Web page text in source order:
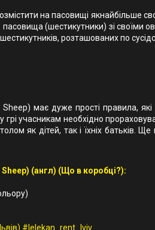
на пасовищі якнайбільше
(шестикутники) зі своїми
розташованих по
Sheep) має дуже прості правила,
грі учасникам необхідно
як дітей, так і їхніх батьків.
Sheep) (англ) (Що в коробці?):
#lelekan_rent_lviv